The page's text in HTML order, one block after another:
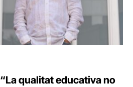
qualitat educativa no